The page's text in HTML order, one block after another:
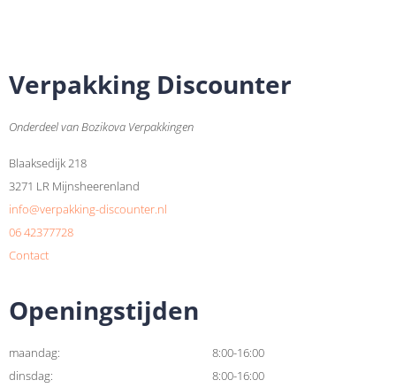
Verpakking Discounter
Onderdeel van Bozikova Verpakkingen
Blaaksedijk 218
3271 LR Mijnsheerenland
info@verpakking-discounter.nl
06 42377728
Contact
Openingstijden
maandag:
8:00-16:00
dinsdag:
8:00-16:00